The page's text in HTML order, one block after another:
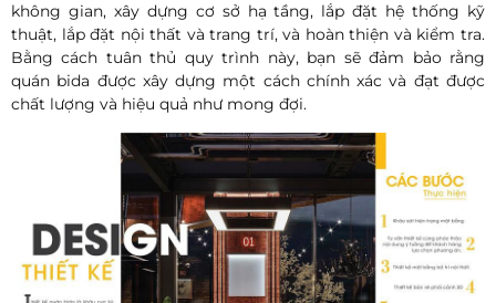
không gian, xây dựng cơ sở hạ tầng, lắp đặt hệ thống kỹ
thuật, lắp đặt nội thất và trang trí, và hoàn thiện và kiểm tra.
Bằng cách tuân thủ quy trình này, bạn sẽ đảm bảo rằng
quán bida được xây dựng một cách chính xác và đạt được
chất lượng và hiệu quả như mong đợi.